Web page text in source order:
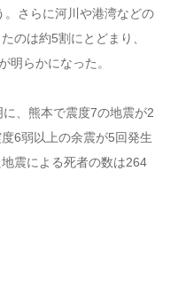
さらに河川や港湾などの
のは約5割にとどまり、
明らかになった。
、熊本で震度7の地震が2
6弱以上の余震が5回発生
震による死者の数は264